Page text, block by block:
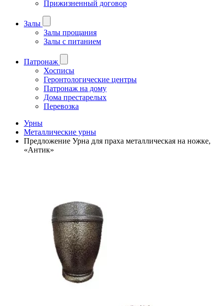
Прижизненный договор
Залы
Залы прощания
Залы с питанием
Патронаж
Хосписы
Геронтологические центры
Патронаж на дому
Дома престарелых
Перевозка
Урны
Металлические урны
Предложение Урна для праха металлическая на ножке,
«Антик»